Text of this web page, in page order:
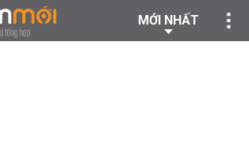
MỚI NHẤT